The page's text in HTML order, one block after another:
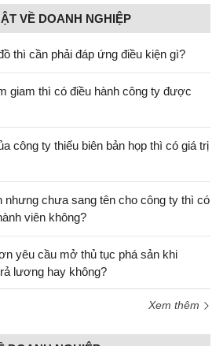
VỀ DOANH NGHIỆP
thì cần phải đáp ứng điều kiện gì?
giam thì có điều hành công ty được
công ty thiếu biên bản họp thì có giá trị
nhưng chưa sang tên cho công ty thì có
viên không?
yêu cầu mở thủ tục phá sản khi
lương hay không?
Xem thêm